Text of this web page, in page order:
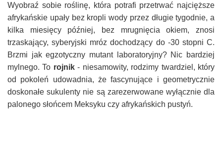
Wyobraź sobie roślinę, która potrafi przetrwać najcięższe
afrykańskie upały bez kropli wody przez długie tygodnie, a
kilka miesięcy później, bez mrugnięcia okiem, znosi
trzaskający, syberyjski mróz dochodzący do -30 stopni C.
Brzmi jak egzotyczny mutant laboratoryjny? Nic bardziej
mylnego. To rojnik- niesamowity, rodzimy twardziel, który
od pokoleń udowadnia, że fascynujące i geometrycznie
doskonałe sukulenty nie są zarezerwowane wyłącznie dla
palonego słońcem Meksyku czy afrykańskich pustyń.